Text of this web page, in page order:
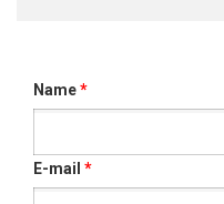
Name*
E-mail *